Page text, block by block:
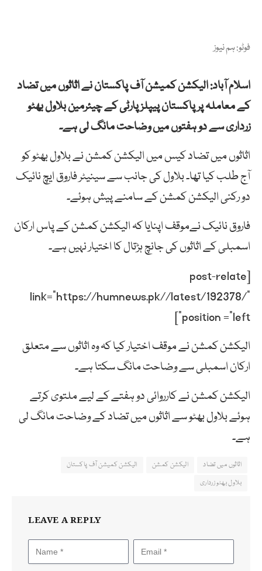
فوٹو: ہم نیوز
اسلام آباد: الیکشن کمیشن آف پاکستان نے اثاثوں میں تضاد
کے معاملہ پر پاکستان پیپلز پارٹی کے چیئرمین بلاول بھٹو
زرداری سے دو ہفتوں میں وضاحت مانگ لی ہے۔
اثاثوں میں تضاد کیس میں الیکشن کمشن نے بلاول بھٹو کو
آج طلب کیا تھا۔ بلاول کی جانب سے سینیٹر فاروق ایچ نائیک
دو رکنی الیکشن کمشن کے سامنے پیش ہوئے۔
فاروق نائیک نےموقف اپنایا کہ الیکشن کمشن کے پاس ارکان
اسمبلی کے اثاثوں کی جانچ ہڑتال کا اختیار نہیں ہے۔
[post-relate
link=”https://humnews.pk//latest/192378/”
position =”left”]
الیکشن کمشن نے موقف اختیار کیا کہ وہ اثاثوں سے متعلق
ارکان اسمبلی سے وضاحت مانگ سکتا ہے۔
الیکشن کمشن نے کارروائی دو ہفتے کے لیے ملتوی کرتے
ہوئے بلاول بھٹو سے اثاثوں میں تضاد کے وضاحت مانگ لی
ہے۔
اثاثوں میں تضاد الیکشن کمشن
الیکشن کمیشن آف پاکستان
بلاول بھٹو زرداری
LEAVE A REPLY